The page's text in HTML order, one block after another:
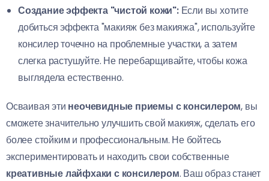
Создание эффекта "чистой кожи":Если вы хотите
добиться эффекта "макияж без макияжа", используйте
консилер точечно на проблемные участки, а затем
слегка растушуйте. Не перебарщивайте, чтобы кожа
выглядела естественно.
Осваивая эти неочевидные приемы с консилером, вы
сможете значительно улучшить свой макияж, сделать его
более стойким и профессиональным. Не бойтесь
экспериментировать и находить свои собственные
креативные лайфхаки с консилером. Ваш образ станет